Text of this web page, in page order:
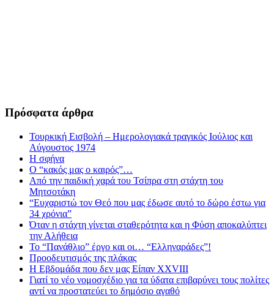
Πρόσφατα άρθρα
Τουρκική Εισβολή – Ημερολογιακά τραγικός Ιούλιος και
Αύγουστος 1974
Η σφήνα
Ο “κακός μας ο καιρός”…
Από την παιδική χαρά του Τσίπρα στη στάχτη του
Μητσοτάκη
“Ευχαριστώ τον Θεό που μας έδωσε αυτό το δώρο έστω για
34 χρόνια”
Όταν η στάχτη γίνεται σταθερότητα και η Φύση αποκαλύπτει
την Αλήθεια
Το “Πανάθλιο” έργο και οι… “Ελληναράδες”!
Προοδευτισμός της πλάκας
Η Εβδομάδα που δεν μας Είπαν XXVIII
Γιατί το νέο νομοσχέδιο για τα ύδατα επιβαρύνει τους πολίτες
αντί να προστατεύει το δημόσιο αγαθό